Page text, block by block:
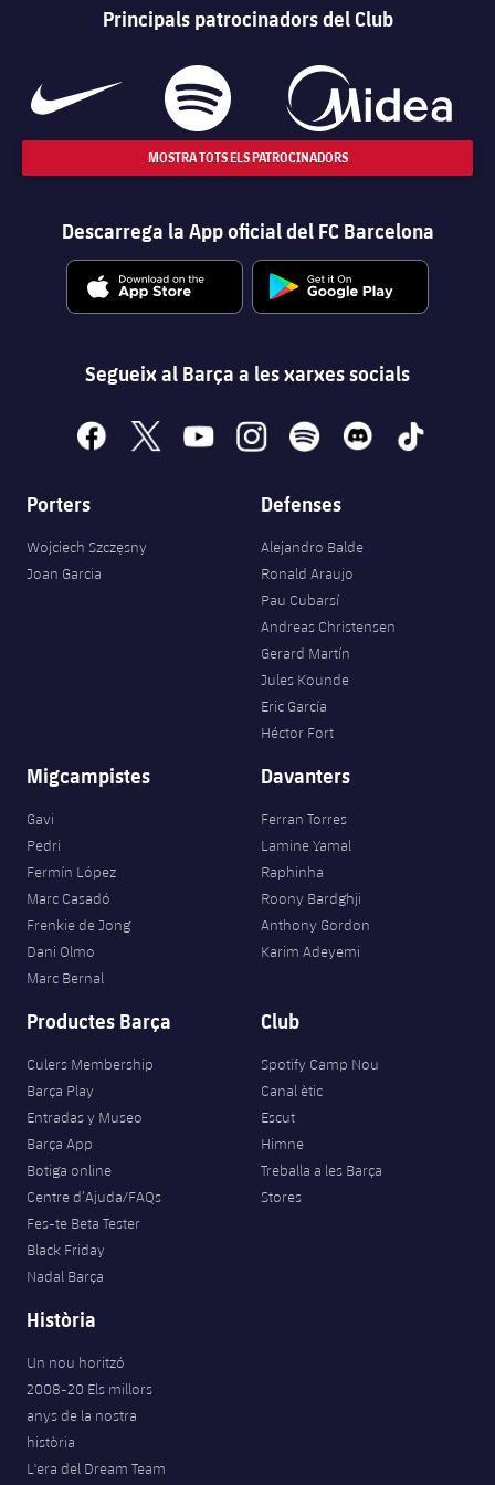
Principals patrocinadors del Club
MOSTRA TOTS ELS PATROCINADORS
Descarrega la App oficial del FC Barcelona
Segueix al Barça a les xarxes socials
facebook
x youtubeinstagramspotify discord tiktok
Porters
Wojciech Szczęsny
Joan Garcia
Defenses
Alejandro Balde
Ronald Araujo
Pau Cubarsí
Andreas Christensen
Gerard Martín
Jules Kounde
Eric García
Héctor Fort
Migcampistes
Gavi
Pedri
Fermín López
Marc Casadó
Frenkie de Jong
Dani Olmo
Marc Bernal
Davanters
Ferran Torres
Lamine Yamal
Raphinha
Roony Bardghji
Anthony Gordon
Karim Adeyemi
Productes Barça
Culers Membership
Barça Play
Entradas y Museo
Barça App
Botiga online
Centre d’Ajuda/FAQs
Fes-te Beta Tester
Black Friday
Nadal Barça
Club
Spotify Camp Nou
Canal ètic
Escut
Himne
Treballa a les Barça
Stores
Història
Un nou horitzó
2008-20 Els millors
anys de la nostra
història
L'era del Dream Team